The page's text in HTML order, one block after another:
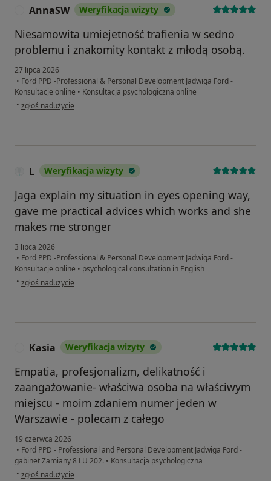
AnnaSW Weryfikacja wizyty
Niesamowita umiejetność trafienia w sedno
problemu i znakomity kontakt z młodą osobą.
27 lipca 2026
• Ford PPD -Professional & Personal Development Jadwiga Ford -
Konsultacje online • Konsultacja psychologiczna online
• w opinii użytkownika AnnaSW
zgłoś nadużycie
L Weryfikacja wizyty
Jaga explain my situation in eyes opening way,
gave me practical advices which works and she
makes me stronger
3 lipca 2026
• Ford PPD -Professional & Personal Development Jadwiga Ford -
Konsultacje online • psychological consultation in English
• w opinii użytkownika L
zgłoś nadużycie
Kasia Weryfikacja wizyty
Empatia, profesjonalizm, delikatność i
zaangażowanie- właściwa osoba na właściwym
miejscu - moim zdaniem numer jeden w
Warszawie - polecam z całego
19 czerwca 2026
• Ford PPD - Professional and Personal Development Jadwiga Ford -
gabinet Zamiany 8 LU 202. • Konsultacja psychologiczna
• w opinii użytkownika Kasia
zgłoś nadużycie